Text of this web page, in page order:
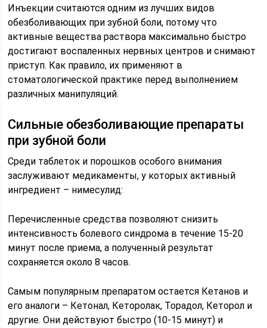
Инъекции считаются одним из лучших видов
обезболивающих при зубной боли, потому что
активные вещества раствора максимально быстро
достигают воспаленных нервных центров и снимают
приступ. Как правило, их применяют в
стоматологической практике перед выполнением
различных манипуляций.
Сильные обезболивающие препараты
при зубной боли
Среди таблеток и порошков особого внимания
заслуживают медикаменты, у которых активный
ингредиент – нимесулид:
Перечисленные средства позволяют снизить
интенсивность болевого синдрома в течение 15-20
минут после приема, а полученный результат
сохраняется около 8 часов.
Самым популярным препаратом остается Кетанов и
его аналоги – Кетонал, Кеторолак, Торадол, Кеторол и
другие. Они действуют быстро (10-15 минут) и